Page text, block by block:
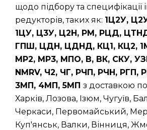
щодо підбору та специфікації
редукторів, таких як: 1Ц2У,
1ЦУ, Ц3У, Ц2Н, РМ, РЦД,
ГПШ, ЦДН, ЦДНД, КЦ1, КЦ2,
МР2, МР3, МПО, В, ВК, СКУ,
NMRV, Ч2, ЧГ, РЧП, РЧН, РГП,
3МП, 4МП, 5МП з доставкою по
Харків, Лозова, Ізюм, Чугуїв,
Черкаси, Первомайський,
Куп'янськ, Валки, Вінниця,